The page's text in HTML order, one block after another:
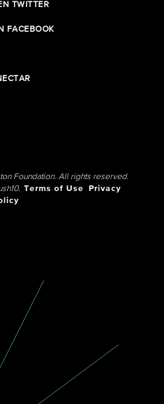
TWITTER
FACEBOOK
Foundation. All rights reserved.
Terms of Use
Privacy